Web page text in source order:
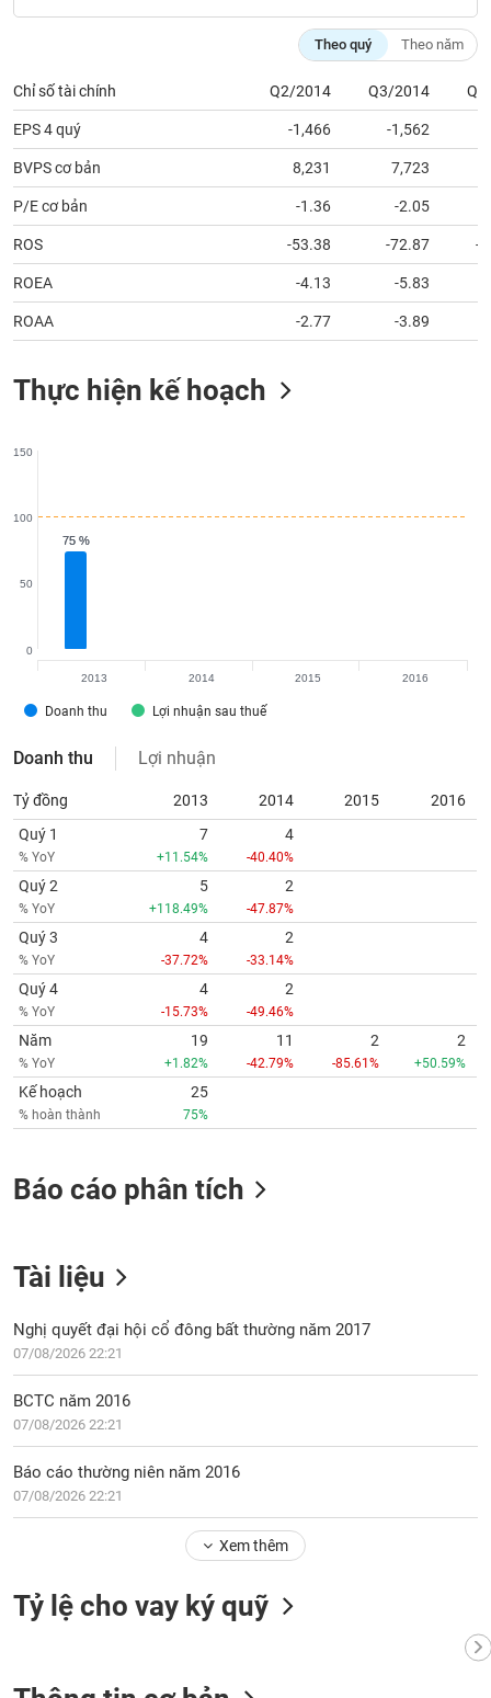
Theo quý Theo năm
Chỉ số tài chính Q2/2014 Q3/2014
EPS 4 quý -1,466 -1,562
BVPS cơ bản 8,231 7,723
P/E cơ bản -1.36 -2.05
ROS -53.38 -72.87 -
ROEA -4.13 -5.83
ROAA -2.77 -3.89
Thực hiện kế hoạch
75 %
75 %
Doanh thu Lợi nhuận sau thuế
0
50
100
150
2013 2014 2015 2016
Doanh thu Lợi nhuận
Tỷ đồng 2013 2014 2015
2016
Quý 1
% YoY
7
+11.54%
4
-40.40%
Quý 2
% YoY
5
+118.49%
2
-47.87%
Quý 3
% YoY
4
-37.72%
2
-33.14%
Quý 4
% YoY
4
-15.73%
2
-49.46%
Năm
% YoY
19
+1.82%
11
-42.79%
2
-85.61%
2
+50.59%
Kế hoạch
% hoàn thành
25
75%
Báo cáo phân tích
Tài liệu
Nghị quyết đại hội cổ đông bất thường năm 2017
07/08/2026 22:21
BCTC năm 2016
07/08/2026 22:21
Báo cáo thường niên năm 2016
07/08/2026 22:21
Xem thêm
Tỷ lệ cho vay ký quỹ
Truyền
Dữ
liệu
tài
chính